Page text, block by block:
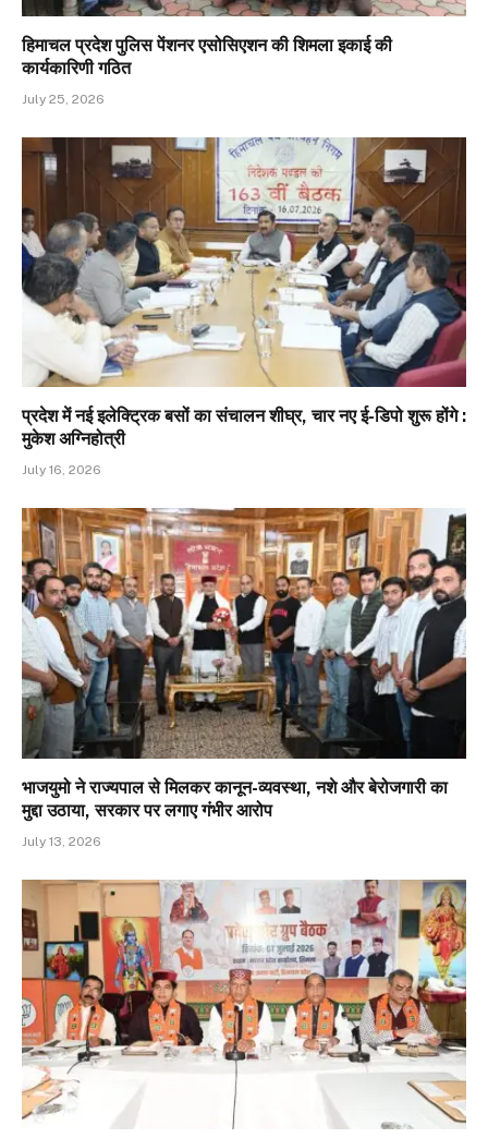
हिमाचल प्रदेश पुलिस पेंशनर एसोसिएशन की शिमला इकाई की
कार्यकारिणी गठित
July 25, 2026
प्रदेश में नई इलेक्ट्रिक बसों का संचालन शीघ्र, चार नए ई-डिपो शुरू होंगे :
मुकेश अग्निहोत्री
July 16, 2026
भाजयुमो ने राज्यपाल से मिलकर कानून-व्यवस्था, नशे और बेरोजगारी का
मुद्दा उठाया, सरकार पर लगाए गंभीर आरोप
July 13, 2026